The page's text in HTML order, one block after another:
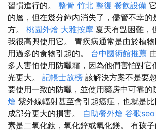
習慣進行的。 整骨 竹北 整復 餐飲設備
的層，但在幾分鐘內消失了，儘管不幸的
方。 桃園外燴 大雅按摩 夏天有點困難，
我很高興使用它。 胃疾病通常是由於植
用過多的食物引起的。 台中國術館推薦
多人害怕使用防曬霜，因為他們害怕對它
光更大。 記帳士放榜 該解決方案不是要
要使用一致的防曬，並使用藥房中可靠的
燴 紫外線輻射甚至會引起癌症，也就是
成部分更大的損害。 自助餐外燴 谷歌seo
素是二氧化鈦，氧化鋅或氧化鎂。 有孩